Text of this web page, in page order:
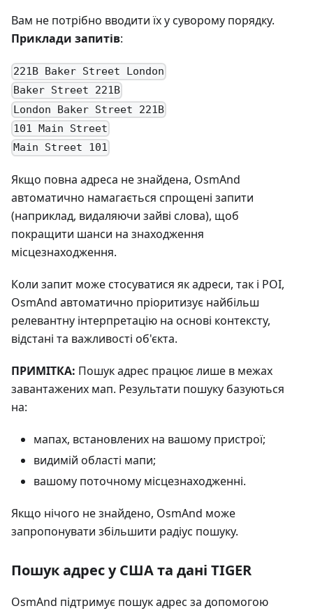
Вам не потрібно вводити їх у суворому порядку.
Приклади запитів:
221B Baker Street London
Baker Street 221B
London Baker Street 221B
101 Main Street
Main Street 101
Якщо повна адреса не знайдена, OsmAnd
автоматично намагається спрощені запити
(наприклад, видаляючи зайві слова), щоб
покращити шанси на знаходження
місцезнаходження.
Коли запит може стосуватися як адреси, так і POI,
OsmAnd автоматично пріоритизує найбільш
релевантну інтерпретацію на основі контексту,
відстані та важливості об'єкта.
ПРИМІТКА: Пошук адрес працює лише в межах
завантажених мап. Результати пошуку базуються
на:
мапах, встановлених на вашому пристрої;
видимій області мапи;
вашому поточному місцезнаходженні.
Якщо нічого не знайдено, OsmAnd може
запропонувати збільшити радіус пошуку.
Пошук адрес у США та дані TIGER
OsmAnd підтримує пошук адрес за допомогою